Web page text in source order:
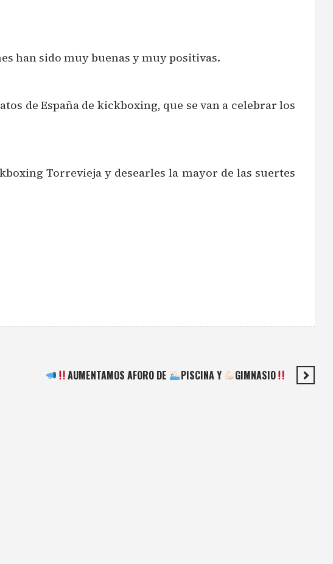
han sido muy buenas y muy positivas.
de España de kickboxing, que se van a celebrar los
Torrevieja y desearles la mayor de las suertes
AUMENTAMOS AFORO DE PISCINA Y GIMNASIO